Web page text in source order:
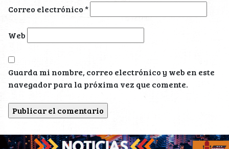
Correo electrónico*
Web
Guarda mi nombre, correo electrónico y web en este
navegador para la próxima vez que comente.